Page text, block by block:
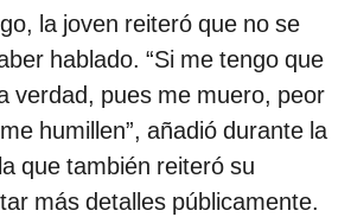
la joven reiteró que no se
hablado. “Si me tengo que
verdad, pues me muero, peor
humillen”, añadió durante la
que también reiteró su
más detalles públicamente.